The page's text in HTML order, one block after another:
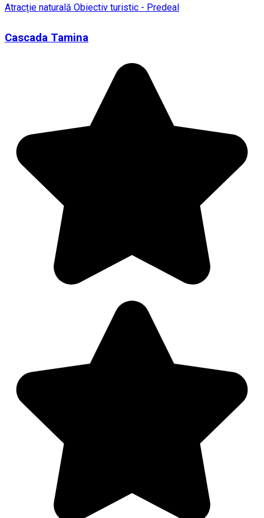
Atracție naturală Obiectiv turistic - Predeal
Cascada Tamina